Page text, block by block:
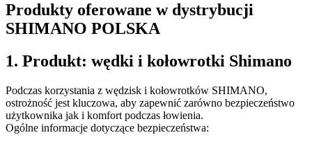
Produkty oferowane w dystrybucji
SHIMANO POLSKA
1. Produkt: wędki i kołowrotki Shimano
Podczas korzystania z wędzisk i kołowrotków SHIMANO,
ostrożność jest kluczowa, aby zapewnić zarówno bezpieczeństwo
użytkownika jak i komfort podczas łowienia.
Ogólne informacje dotyczące bezpieczeństwa: